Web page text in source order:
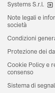
Systems S.r.l.
Note legali e
società
Condizioni
Protezione dei
Cookie Policy e
consenso
Sistema di